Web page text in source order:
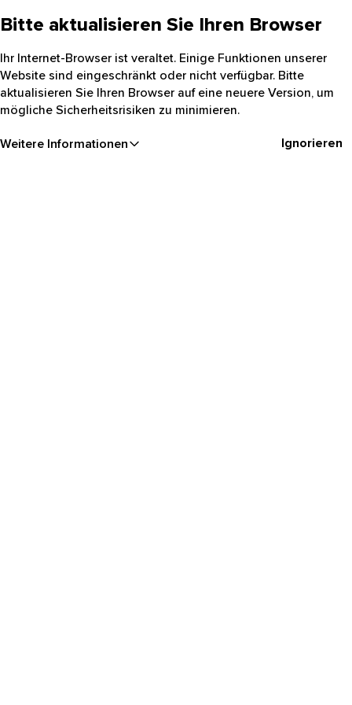
Bitte aktualisieren Sie Ihren Browser
Ihr Internet-Browser ist veraltet. Einige Funktionen unserer
Website sind eingeschränkt oder nicht verfügbar. Bitte
aktualisieren Sie Ihren Browser auf eine neuere Version, um
mögliche Sicherheitsrisiken zu minimieren.
Weitere Informationen Ignorieren